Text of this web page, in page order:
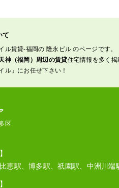
て
ル賃貸-福岡の 隆永ビル のページです。
神（福岡）周辺の賃貸住宅情報を多く
ル」にお任せ下さい！
区
恵駅、博多駅、祇園駅、中洲川